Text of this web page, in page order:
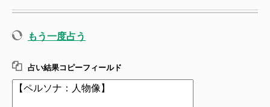
もう一度占う
占い結果コピーフィールド